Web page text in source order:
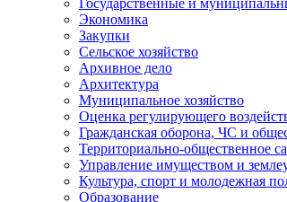
Государственные и
Экономика
Закупки
Сельское хозяйство
Архивное дело
Архитектура
Муниципальное хозяйство
Оценка регулирующего
Гражданская оборона, ЧС и
Территориально-общественное
Управление имуществом и
Культура, спорт и молодежная
Образование